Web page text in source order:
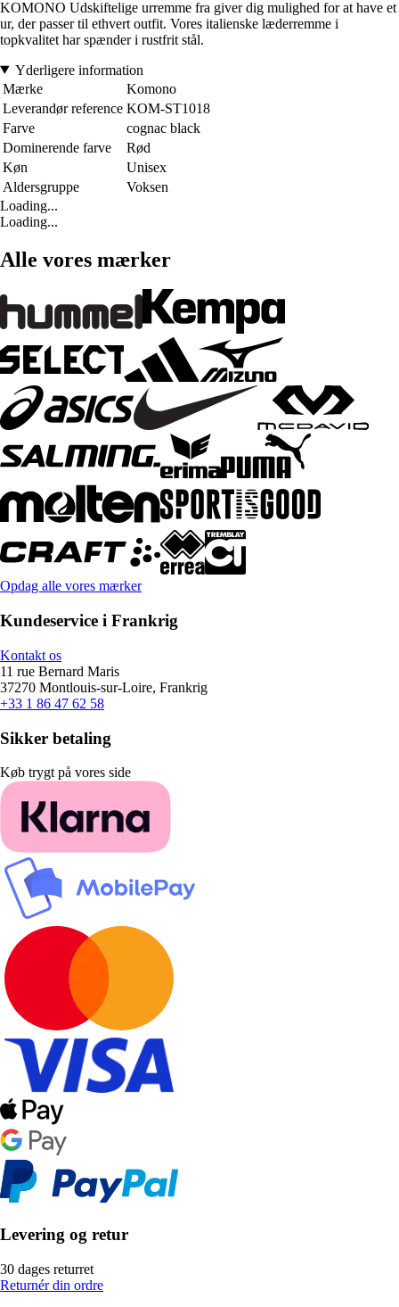
KOMONO Udskiftelige urremme fra giver dig mulighed for at have et
ur, der passer til ethvert outfit. Vores italienske læderremme i
topkvalitet har spænder i rustfrit stål.
Yderligere information
Mærke
Komono
Leverandør reference KOM-ST1018
Farve
cognac black
Dominerende farve
Rød
Køn
Unisex
Aldersgruppe
Voksen
Loading...
Loading...
Alle vores mærker
Opdag alle vores mærker
Kundeservice i Frankrig
Kontakt os
11 rue Bernard Maris
37270 Montlouis-sur-Loire, Frankrig
+33 1 86 47 62 58
Sikker betaling
Køb trygt på vores side
Levering og retur
30 dages returret
Returnér din ordre